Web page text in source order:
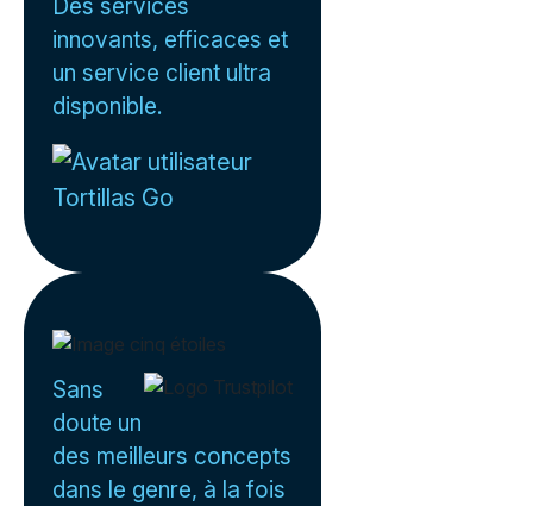
Des services
innovants, efficaces et
un service client ultra
disponible.
Tortillas Go
Sans
doute un
des meilleurs concepts
dans le genre, à la fois